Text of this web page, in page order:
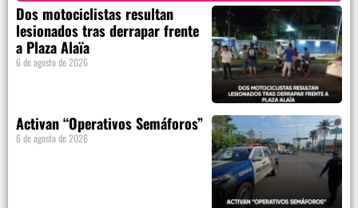
Dos motociclistas resultan
lesionados tras derrapar frente
a Plaza Alaïa
6 de agosto de 2026
Activan “Operativos Semáforos”
6 de agosto de 2026